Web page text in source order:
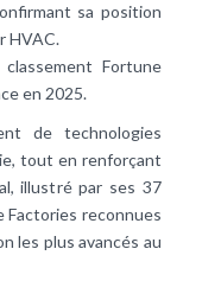
sa position
HVAC.
Fortune
en 2025.
de technologies
tout en renforçant
illustré par ses 37
reconnues
les plus avancés au